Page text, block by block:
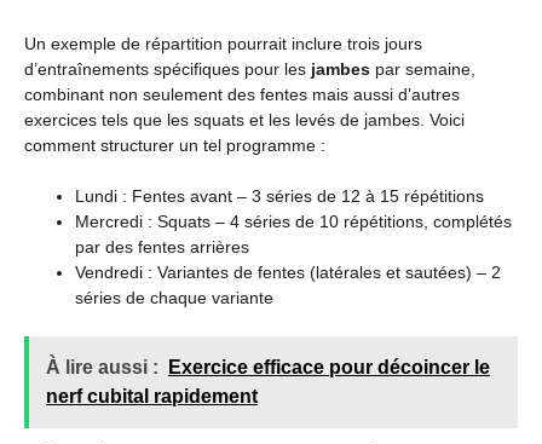
Un exemple de répartition pourrait inclure trois jours
d’entraînements spécifiques pour les jambes par semaine,
combinant non seulement des fentes mais aussi d’autres
exercices tels que les squats et les levés de jambes. Voici
comment structurer un tel programme :
Lundi : Fentes avant – 3 séries de 12 à 15 répétitions
Mercredi : Squats – 4 séries de 10 répétitions, complétés
par des fentes arrières
Vendredi : Variantes de fentes (latérales et sautées) – 2
séries de chaque variante
À lire aussi :
Exercice efficace pour décoincer le
nerf cubital rapidement